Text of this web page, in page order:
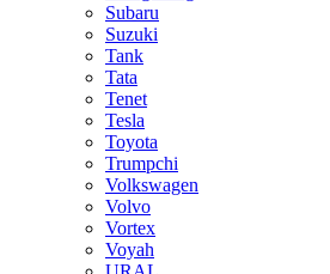
Subaru
Suzuki
Tank
Tata
Tenet
Tesla
Toyota
Trumpchi
Volkswagen
Volvo
Vortex
Voyah